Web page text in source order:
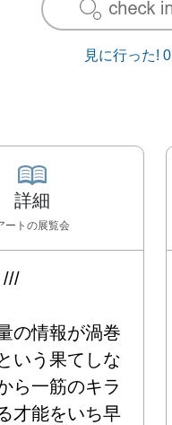
見に行った! 0
詳細
ート の展覧会
///
の情報が渦巻
いう果てしな
ら一筋のキラ
才能をいち早